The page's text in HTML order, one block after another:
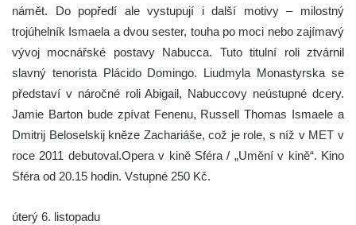
námět. Do popředí ale vystupují i další motivy – milostný
trojúhelník Ismaela a dvou sester, touha po moci nebo zajímavý
vývoj mocnářské postavy Nabucca. Tuto titulní roli ztvárnil
slavný tenorista Plácido Domingo. Liudmyla Monastyrska se
představí v náročné roli Abigail, Nabuccovy neústupné dcery.
Jamie Barton bude zpívat Fenenu, Russell Thomas Ismaele a
Dmitrij Beloselskij kněze Zachariáše, což je role, s níž v MET v
roce 2011 debutoval.Opera v kině Sféra / „Umění v kině“. Kino
Sféra od 20.15 hodin. Vstupné 250 Kč.
úterý 6. listopadu